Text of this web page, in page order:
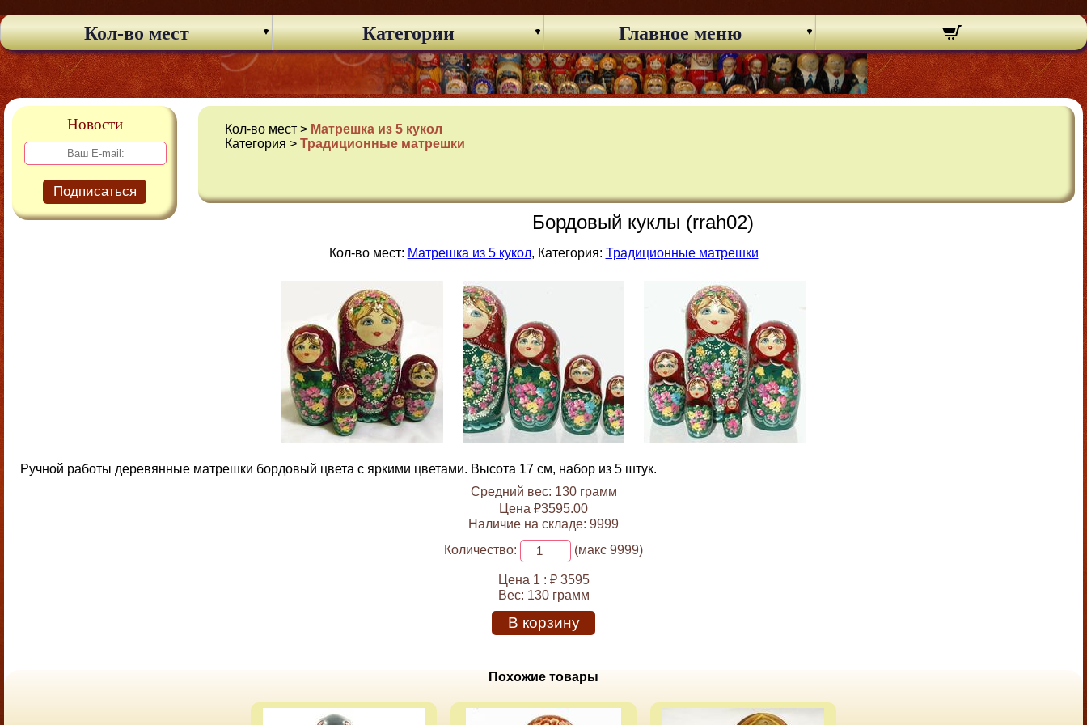
Кол-во мест Категории Главное меню
Новости
Подписаться
Кол-во мест > Матрешка из 5 кукол
Категория >Традиционные матрешки
Бордовый куклы (rrah02)
Кол-во мест: Матрешка из 5 кукол, Категория: Традиционные матрешки
Ручной работы деревянные матрешки бордовый цвета с яркими цветами. Высота 17 см, набор из 5 штук.
Средний вес: 130 грамм
Цена ₽3595.00
Наличие на складе: 9999
Количество:
(макс 9999)
Цена 1 : ₽ 3595
Вес: 130 грамм
В корзину
Похожие товары